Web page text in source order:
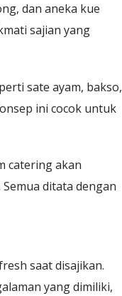
dan aneka kue
sajian yang
sate ayam, bakso,
ini cocok untuk
catering akan
ditata dengan
saat disajikan.
yang dimiliki,